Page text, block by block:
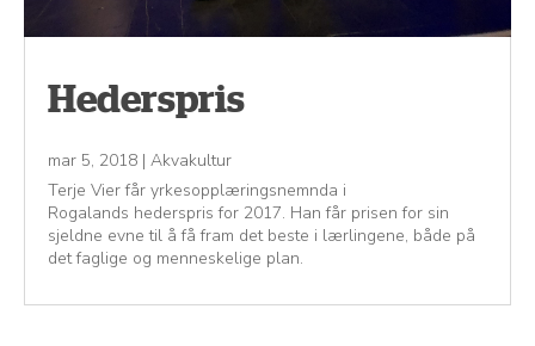
Hederspris
mar 5, 2018 | Akvakultur
Terje Vier får yrkesopplæringsnemnda i
Rogalands hederspris for 2017. Han får prisen for sin
sjeldne evne til å få fram det beste i lærlingene, både på
det faglige og menneskelige plan.